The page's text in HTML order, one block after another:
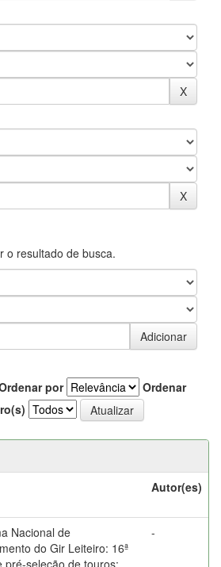
o resultado de busca.
por
Ordenar
Autor(es)
Nacional de
do Gir Leiteiro: 16ª
pré-seleção de touros:
-